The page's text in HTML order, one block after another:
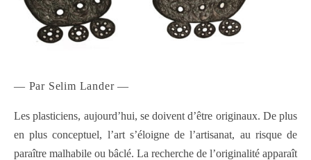
— Par Selim Lander —
Les plasticiens, aujourd’hui, se doivent d’être originaux. De plus
en plus conceptuel, l’art s’éloigne de l’artisanat, au risque de
paraître malhabile ou bâclé. La recherche de l’originalité apparaît